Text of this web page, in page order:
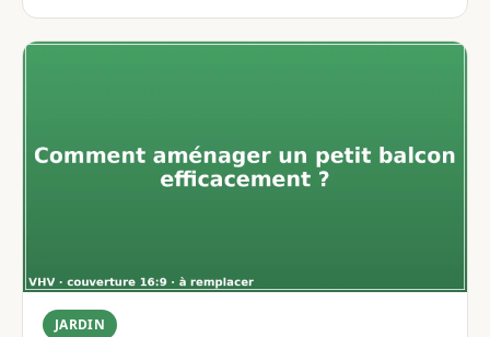
JARDIN